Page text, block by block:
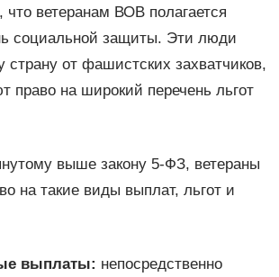
что ветеранам ВОВ полагается
социальной защиты. Эти люди
от фашистских захватчиков,
право на широкий перечень льгот
выше закону 5-ФЗ, ветераны
на такие виды выплат, льгот и
выплаты: непосредственно